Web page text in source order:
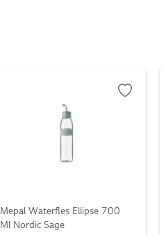
Mepal Waterfles Ellipse 700
Ml Nordic Sage